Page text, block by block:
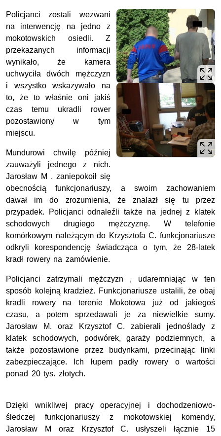
Policjanci zostali wezwani
na interwencję na jedno z
mokotowskich osiedli. Z
przekazanych informacji
wynikało, że kamera
uchwyciła dwóch mężczyzn
i wszystko wskazywało na
to, że to właśnie oni jakiś
czas temu ukradli rower
pozostawiony w tym
miejscu.
Mundurowi chwilę później
zauważyli jednego z nich.
Jarosław M . zaniepokoił się
obecnością funkcjonariuszy, a swoim zachowaniem
dawał im do zrozumienia, że znalazł się tu przez
przypadek. Policjanci odnaleźli także na jednej z klatek
schodowych drugiego mężczyznę. W telefonie
komórkowym należącym do Krzysztofa C. funkcjonariusze
odkryli korespondencję świadcząca o tym, że 28-latek
kradł rowery na zamówienie.
Policjanci zatrzymali mężczyzn , udaremniając w ten
sposób kolejną kradzież. Funkcjonariusze ustalili, że obaj
kradli rowery na terenie Mokotowa już od jakiegoś
czasu, a potem sprzedawali je za niewielkie sumy.
Jarosław M. oraz Krzysztof C. zabierali jednoślady z
klatek schodowych, podwórek, garaży podziemnych, a
także pozostawione przez budynkami, przecinając linki
zabezpieczające. Ich łupem padły rowery o wartości
ponad 20 tys. złotych.
Dzięki wnikliwej pracy operacyjnej i dochodzeniowo-
śledczej funkcjonariuszy z mokotowskiej komendy,
Jarosław M oraz Krzysztof C. usłyszeli łącznie 15